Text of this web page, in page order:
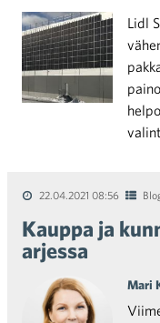
Lidl
22.04.2021 08:56
Kauppa ja
arjessa
Mari